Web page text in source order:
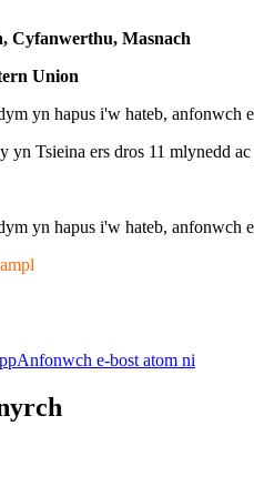
Cyfanwerthu, Masnach
Union
yn hapus i'w hateb, anfonwch
yn Tsieina ers dros 11 mlynedd
yn hapus i'w hateb, anfonwch
Anfonwch e-bost atom ni